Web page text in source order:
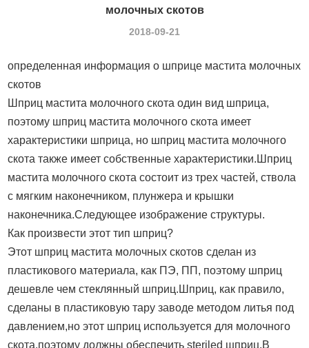
молочных скотов
2018-09-21
определенная информация о шприце мастита молочных
скотов
Шприц мастита молочного скота один вид шприца,
поэтому шприц мастита молочного скота имеет
характеристики шприца, но шприц мастита молочного
скота также имеет собственные характеристики.Шприц
мастита молочного скота состоит из трех частей, ствола
с мягким наконечником, плунжера и крышки
наконечника.Следующее изображение структуры.
Как произвести этот тип шприц?
Этот шприц мастита молочных скотов сделан из
пластикового материала, как ПЭ, ПП, поэтому шприц
дешевле чем стеклянный шприц.Шприц, как правило,
сделаны в пластиковую тару заводе методом литья под
давлением,но этот шприц используется для молочного
скота,поэтому должны обеспечить steriled шприц.В